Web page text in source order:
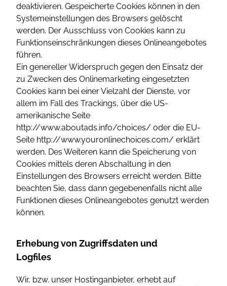
deaktivieren. Gespeicherte Cookies können in den
Systemeinstellungen des Browsers gelöscht
werden. Der Ausschluss von Cookies kann zu
Funktionseinschränkungen dieses Onlineangebotes
führen.
Ein genereller Widerspruch gegen den Einsatz der
zu Zwecken des Onlinemarketing eingesetzten
Cookies kann bei einer Vielzahl der Dienste, vor
allem im Fall des Trackings, über die US-
amerikanische Seite
http://www.aboutads.info/choices/ oder die EU-
Seite http://www.youronlinechoices.com/ erklärt
werden. Des Weiteren kann die Speicherung von
Cookies mittels deren Abschaltung in den
Einstellungen des Browsers erreicht werden. Bitte
beachten Sie, dass dann gegebenenfalls nicht alle
Funktionen dieses Onlineangebotes genutzt werden
können.
Erhebung von Zugriffsdaten und
Logfiles
Wir, bzw. unser Hostinganbieter, erhebt auf